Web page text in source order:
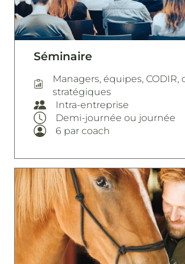
Séminaire
Managers, équipes, CODIR,
stratégiques
Intra-entreprise
Demi-journée ou journée
6 par coach